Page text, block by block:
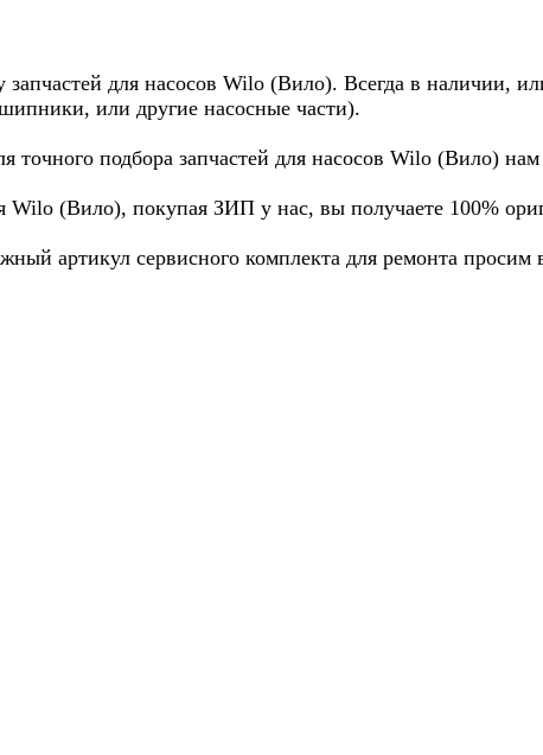
для насосов Wilo (Вило). Всегда в наличии,
или другие насосные части).
точного подбора запчастей для насосов Wilo (Вило)
Wilo (Вило), покупая ЗИП у нас, вы получаете 100%
артикул сервисного комплекта для ремонта